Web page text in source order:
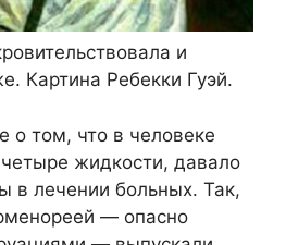
и
Картина Ребекки Гуэй.
о том, что в человеке
жидкости, давало
в лечении больных. Так,
— опасно